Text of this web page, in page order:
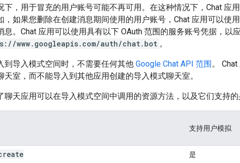
下，用于冒充的用户账号可能不再可用。在这种情况下，Chat 应
，如果您删除在创建消息期间使用的用户账号，Chat 应用可以使
息。Chat 应用可以使用具有以下 OAuth 范围的服务账号凭据，以
www.googleapis.com/auth/chat.bot 。
到导入模式空间时，不需要任何其他 Google Chat API 范围。
天室，而不能导入到其他应用创建的导入模式聊天室。
聊天应用可以在导入模式空间中调用的资源方法，以及它们支持的
支持用户模拟
是